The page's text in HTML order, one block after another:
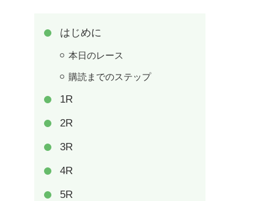
はじめに
本日のレース
購読までのステップ
1R
2R
3R
4R
5R